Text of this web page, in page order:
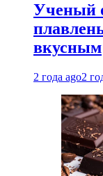
Ученый
вкусным
2 года ago2